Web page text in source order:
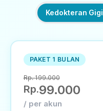
Kedokteran Gigi
PAKET 1 BULAN
Rp. 199.000
Rp.99.000
/ per akun